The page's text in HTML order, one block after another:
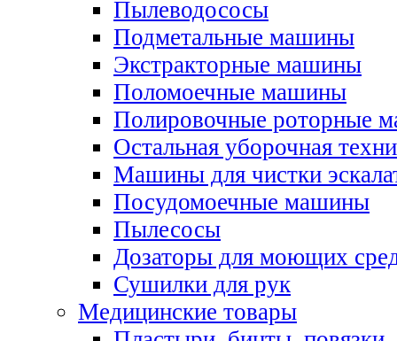
Пылеводососы
Подметальные машины
Экстракторные машины
Поломоечные машины
Полировочные роторные
Остальная уборочная
Машины для чистки
Посудомоечные машины
Пылесосы
Дозаторы для моющих
Сушилки для рук
Медицинские товары